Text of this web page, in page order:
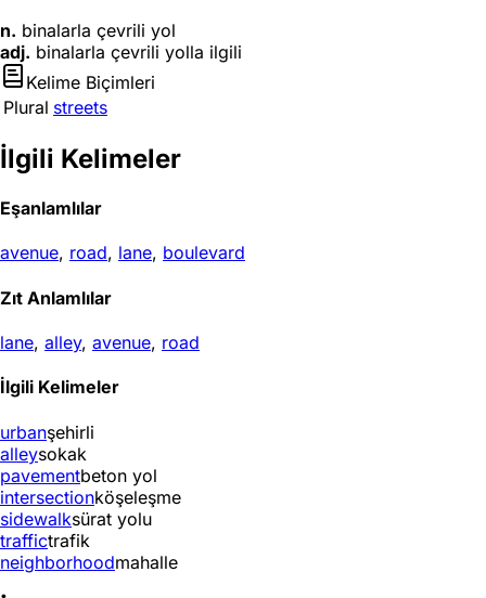
n. binalarla çevrili yol
adj. binalarla çevrili yolla ilgili
Kelime Biçimleri
Plural streets
İlgili Kelimeler
Eşanlamlılar
avenue, road, lane, boulevard
Zıt Anlamlılar
lane, alley, avenue, road
İlgili Kelimeler
urbanşehirli
alleysokak
pavementbeton yol
intersectionköşeleşme
sidewalksürat yolu
traffictrafik
neighborhoodmahalle